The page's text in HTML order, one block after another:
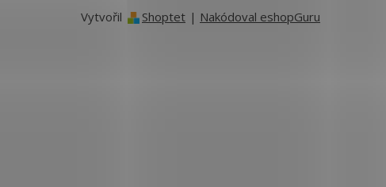
Vytvořil Shoptet | Nakódoval eshopGuru